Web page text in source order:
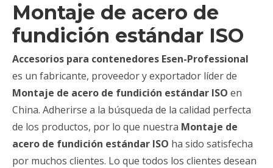
Montaje de acero de
fundición estándar ISO
Accesorios para contenedores Esen-Professional
es un fabricante, proveedor y exportador líder de
Montaje de acero de fundición estándar ISO en
China. Adherirse a la búsqueda de la calidad perfecta
de los productos, por lo que nuestra Montaje de
acero de fundición estándar ISO ha sido satisfecha
por muchos clientes. Lo que todos los clientes desean